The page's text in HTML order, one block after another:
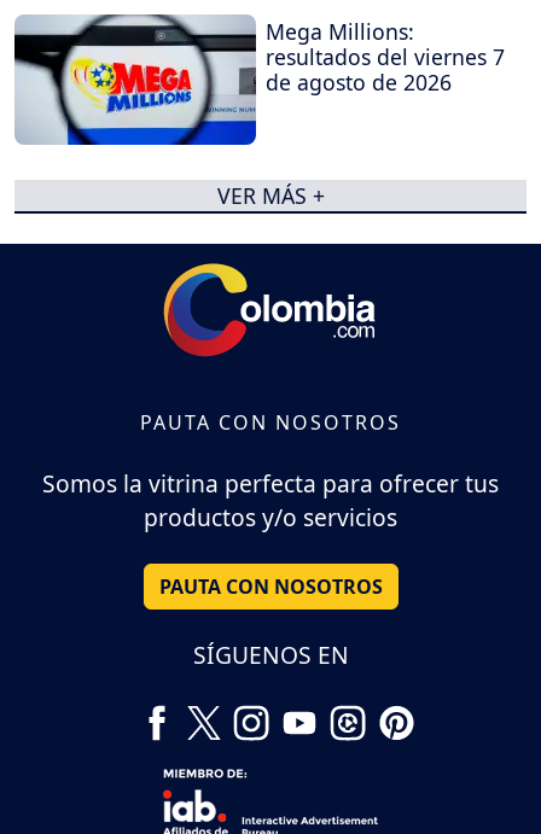
Mega Millions:
resultados del viernes 7
de agosto de 2026
VER MÁS +
PAUTA CON NOSOTROS
Somos la vitrina perfecta para ofrecer tus
productos y/o servicios
PAUTA CON NOSOTROS
SÍGUENOS EN